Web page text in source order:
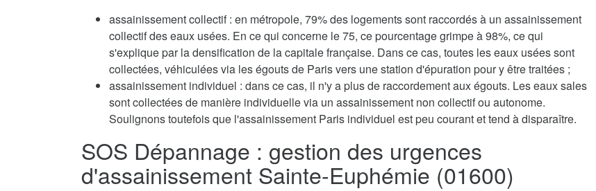
assainissement collectif : en métropole, 79% des logements sont raccordés à un assainissement
collectif des eaux usées. En ce qui concerne le 75, ce pourcentage grimpe à 98%, ce qui
s'explique par la densification de la capitale française. Dans ce cas, toutes les eaux usées sont
collectées, véhiculées via les égouts de Paris vers une station d'épuration pour y être traitées ;
assainissement individuel : dans ce cas, il n'y a plus de raccordement aux égouts. Les eaux sales
sont collectées de manière individuelle via un assainissement non collectif ou autonome.
Soulignons toutefois que l'assainissement Paris individuel est peu courant et tend à disparaître.
SOS Dépannage : gestion des urgences
d'assainissement Sainte-Euphémie (01600)